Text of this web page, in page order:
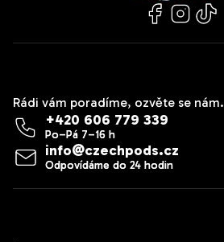
Rádi vám poradíme, ozvěte se nám.
info@czechpods.cz
+420 606 779 339